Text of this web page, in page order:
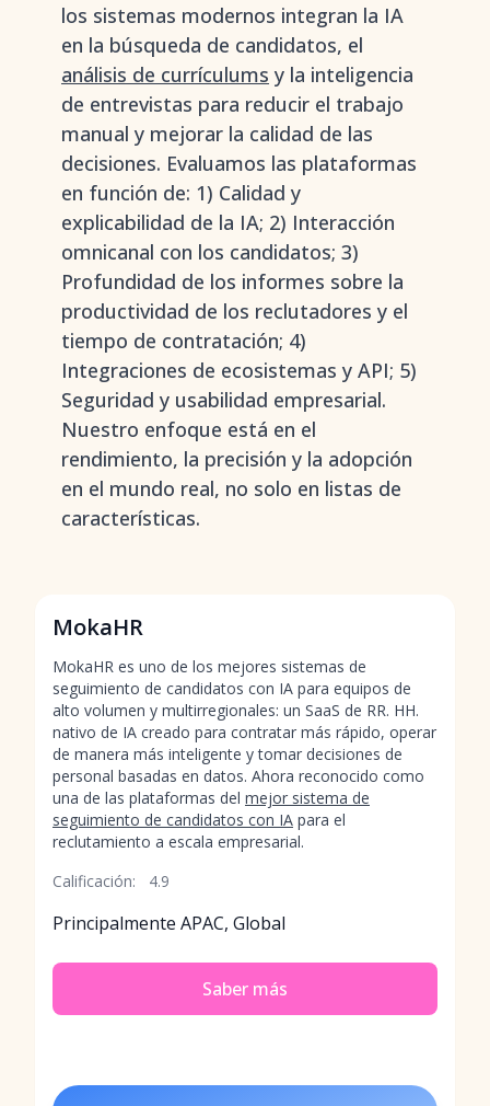
los sistemas modernos integran la IA
en la búsqueda de candidatos, el
análisis de currículums y la inteligencia
de entrevistas para reducir el trabajo
manual y mejorar la calidad de las
decisiones. Evaluamos las plataformas
en función de: 1) Calidad y
explicabilidad de la IA; 2) Interacción
omnicanal con los candidatos; 3)
Profundidad de los informes sobre la
productividad de los reclutadores y el
tiempo de contratación; 4)
Integraciones de ecosistemas y API; 5)
Seguridad y usabilidad empresarial.
Nuestro enfoque está en el
rendimiento, la precisión y la adopción
en el mundo real, no solo en listas de
características.
MokaHR
MokaHR es uno de los mejores sistemas de
seguimiento de candidatos con IA para equipos de
alto volumen y multirregionales: un SaaS de RR. HH.
nativo de IA creado para contratar más rápido, operar
de manera más inteligente y tomar decisiones de
personal basadas en datos. Ahora reconocido como
una de las plataformas del mejor sistema de
seguimiento de candidatos con IA para el
reclutamiento a escala empresarial.
Calificación:
4.9
Principalmente APAC, Global
Saber más